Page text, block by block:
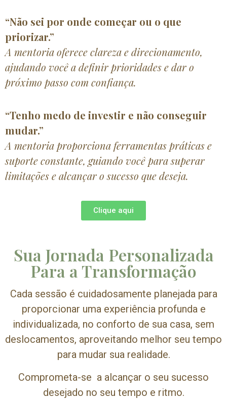
“Não sei por onde começar ou o que
priorizar.”
A mentoria oferece clareza e direcionamento,
ajudando você a definir prioridades e dar o
próximo passo com confiança.
“Tenho medo de investir e não conseguir
mudar.”
A mentoria proporciona ferramentas práticas e
suporte constante, guiando você para superar
limitações e alcançar o sucesso que deseja.
Clique aqui
Sua Jornada Personalizada
Para a Transformação
Cada sessão é cuidadosamente planejada para
proporcionar uma experiência profunda e
individualizada, no conforto de sua casa, sem
deslocamentos, aproveitando melhor seu tempo
para mudar sua realidade.
Comprometa-se a alcançar o seu sucesso
desejado no seu tempo e ritmo.